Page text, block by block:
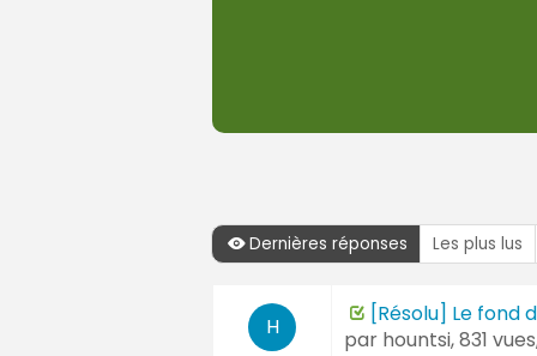
Dernières réponses Les plus lus
réponses
Sujet
et
H
[Résolu] Le fond
par hountsi, 831